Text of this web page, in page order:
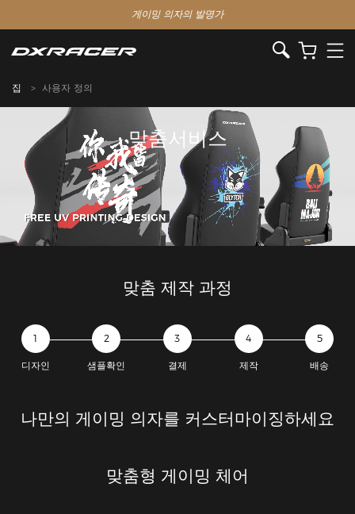
게이밍 의자의 발명가
집 사용자 정의
맞춤서비스
맞춤 제작 과정
디자인 샘플확인 결제 제작 배송
나만의 게이밍 의자를 커스터마이징하세요
맞춤형 게이밍 체어